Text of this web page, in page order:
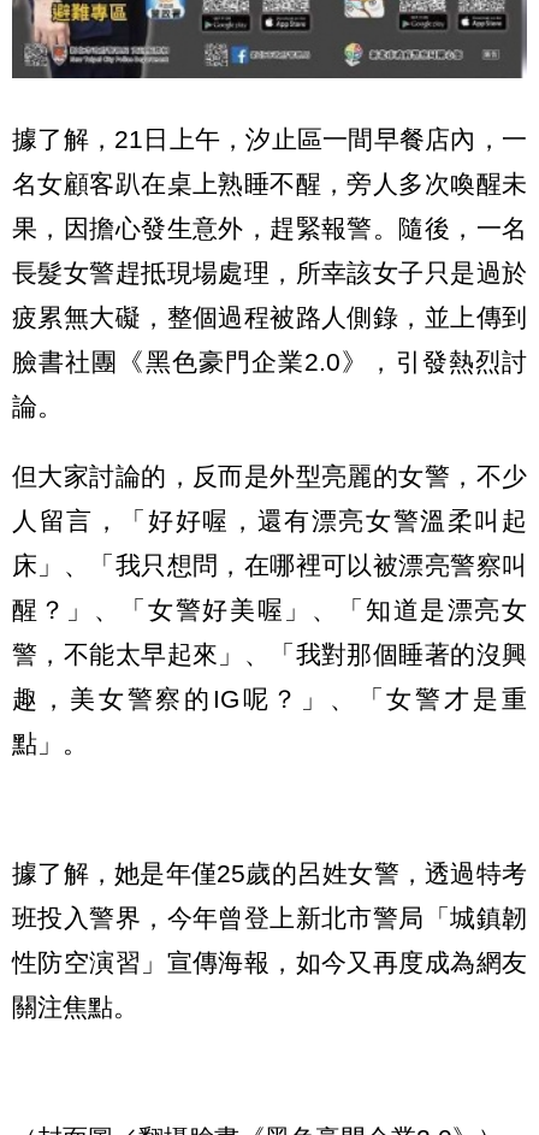
據了解，21日上午，汐止區一間早餐店內，一
名女顧客趴在桌上熟睡不醒，旁人多次喚醒未
果，因擔心發生意外，趕緊報警。隨後，一名
長髮女警趕抵現場處理，所幸該女子只是過於
疲累無大礙，整個過程被路人側錄，並上傳到
臉書社團《黑色豪門企業2.0》，引發熱烈討
論。
但大家討論的，反而是外型亮麗的女警，不少
人留言，「好好喔，還有漂亮女警溫柔叫起
床」、「我只想問，在哪裡可以被漂亮警察叫
醒？」、「女警好美喔」、「知道是漂亮女
警，不能太早起來」、「我對那個睡著的沒興
趣，美女警察的IG呢？」、「女警才是重
點」。
據了解，她是年僅25歲的呂姓女警，透過特考
班投入警界，今年曾登上新北市警局「城鎮韌
性防空演習」宣傳海報，如今又再度成為網友
關注焦點。